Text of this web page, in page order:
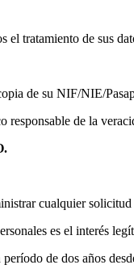
el tratamiento de sus
de su NIF/NIE/
de la
cualquier
es el interés
de dos años